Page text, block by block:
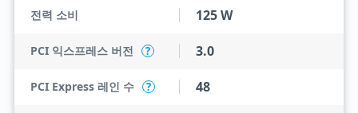
전력 소비 125 W
PCI 익스프레스 버전 ? 3.0
PCI Express 레인 수 ? 48